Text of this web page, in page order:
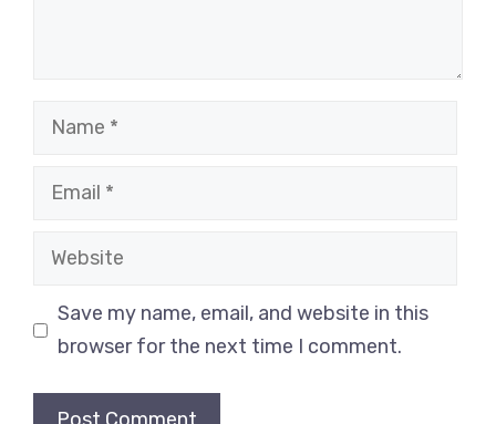
Name
Email
Website
Save my name, email, and website in this
browser for the next time I comment.